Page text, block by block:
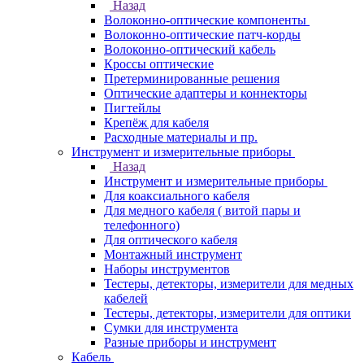
Назад
Волоконно-оптические компоненты
Волоконно-оптические патч-корды
Волоконно-оптический кабель
Кроссы оптические
Претерминированные решения
Оптические адаптеры и коннекторы
Пигтейлы
Крепёж для кабеля
Расходные материалы и пр.
Инструмент и измерительные приборы
Назад
Инструмент и измерительные приборы
Для коаксиального кабеля
Для медного кабеля ( витой пары и
телефонного)
Для оптического кабеля
Монтажный инструмент
Наборы инструментов
Тестеры, детекторы, измерители для медных
кабелей
Тестеры, детекторы, измерители для оптики
Сумки для инструмента
Разные приборы и инструмент
Кабель